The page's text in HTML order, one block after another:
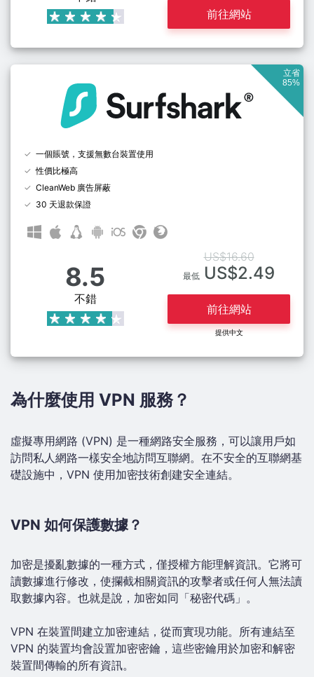
前往網站
立省
85%
一個賬號，支援無數台裝置使用
性價比極高
CleanWeb 廣告屏蔽
30 天退款保證
8.5
不錯
US$16.60
最低 US$2.49
前往網站
提供中文
為什麼使用 VPN 服務？
虛擬專用網路 (VPN) 是一種網路安全服務，可以讓用戶如
訪問私人網路一樣安全地訪問互聯網。在不安全的互聯網基
礎設施中，VPN 使用加密技術創建安全連結。
VPN 如何保護數據？
加密是擾亂數據的一種方式，僅授權方能理解資訊。它將可
讀數據進行修改，使攔截相關資訊的攻擊者或任何人無法讀
取數據內容。也就是說，加密如同「秘密代碼」。
VPN 在裝置間建立加密連結，從而實現功能。所有連結至
VPN 的裝置均會設置加密密鑰，這些密鑰用於加密和解密
裝置間傳輸的所有資訊。